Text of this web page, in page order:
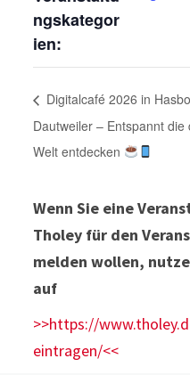
ngskategor
ien:
Digitalcafé 2026 in
Dautweiler – Entspannt die
Welt entdecken
Wenn Sie eine
Tholey für den
melden wollen,
auf
>>https://
eintragen/<<